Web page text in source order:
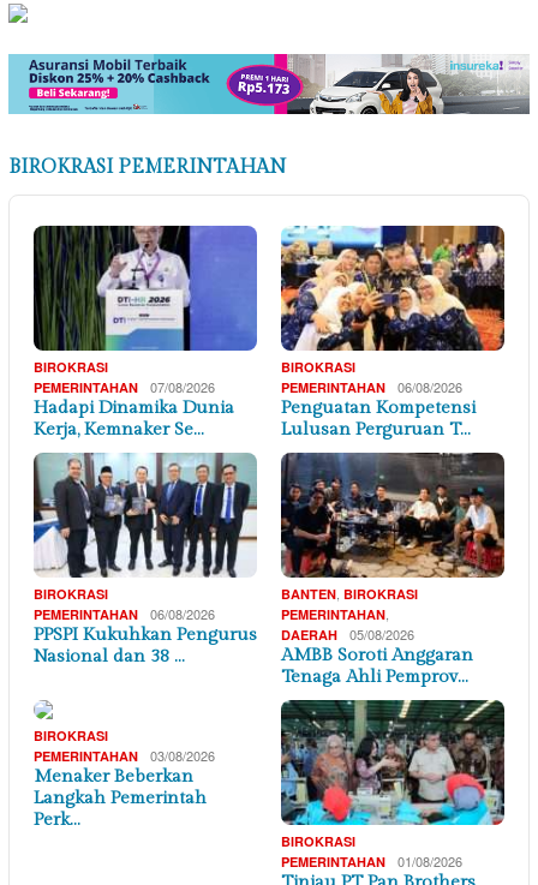
BIROKRASI PEMERINTAHAN
BIROKRASI
PEMERINTAHAN
07/08/2026
Hadapi Dinamika Dunia
Kerja, Kemnaker Se…
BIROKRASI
PEMERINTAHAN
06/08/2026
Penguatan Kompetensi
Lulusan Perguruan T…
BIROKRASI
PEMERINTAHAN
06/08/2026
PPSPI Kukuhkan Pengurus
Nasional dan 38 …
BANTEN BIROKRASI
PEMERINTAHAN
DAERAH 05/08/2026
AMBB Soroti Anggaran
Tenaga Ahli Pemprov…
BIROKRASI
PEMERINTAHAN
03/08/2026
Menaker Beberkan
Langkah Pemerintah
Perk…
BIROKRASI
PEMERINTAHAN
01/08/2026